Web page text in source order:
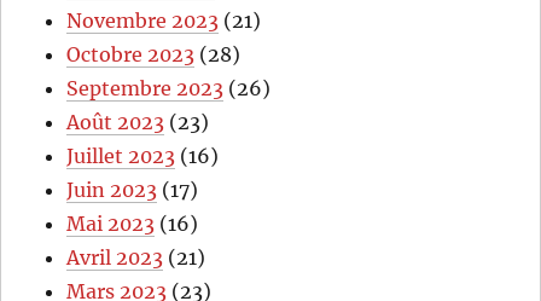
Novembre 2023 (21)
Octobre 2023 (28)
Septembre 2023 (26)
Août 2023 (23)
Juillet 2023 (16)
Juin 2023 (17)
Mai 2023 (16)
Avril 2023 (21)
Mars 2023 (23)